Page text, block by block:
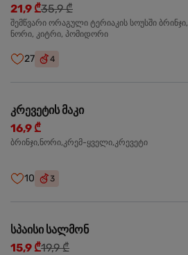
21,9 ₾35,9 ₾
შემწვარი ორაგული ტერიაკის სოუსში ბრინჯი,
ნორი, კიტრი, პომიდორი
27 4
კრევეტის მაკი
16,9 ₾
ბრინჯი,ნორი,კრემ-ყველი,კრევეტი
10 3
სპაისი სალმონ
15,9 ₾19,9 ₾